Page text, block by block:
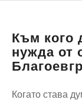
Към кого
нужда от
Когато става